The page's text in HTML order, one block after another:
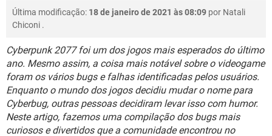
INSTAGRAM GMAIL
OUTLOOK
INSTAGRAM
GUIA DE COMPRAS
JOGOS WHATSAPP
OUTLOOK EXCEL
INSTAGRAM GMAIL
GUIA DE COMPRAS
GLOSSÁRIO
JOGOS WHATSAPP
CELULAR FACEBOOK
OUTLOOK EXCEL
INSTAGRAM GMAIL
GUIA DE COMPRAS
Última modificação: 18 de janeiro de 2021 às 08:09 por Natali
Chiconi .
Cyberpunk 2077 foi um dos jogos mais esperados do último
ano. Mesmo assim, a coisa mais notável sobre o videogame
foram os vários bugs e falhas identificadas pelos usuários.
Enquanto o mundo dos jogos decidiu mudar o nome para
Cyberbug, outras pessoas decidiram levar isso com humor.
Neste artigo, fazemos uma compilação dos bugs mais
curiosos e divertidos que a comunidade encontrou no